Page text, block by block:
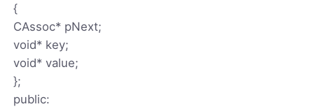
{
CAssoc* pNext;
void* key;
void* value;
};
public: